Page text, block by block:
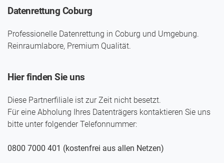
Datenrettung Coburg
Professionelle Datenrettung in Coburg und Umgebung.
Reinraumlabore, Premium Qualität.
Hier finden Sie uns
Diese Partnerfiliale ist zur Zeit nicht besetzt.
Für eine Abholung Ihres Daten­trägers kontaktieren Sie uns
bitte unter folgender Telefon­nummer:
0800 7000 401 (kostenfrei aus allen Netzen)